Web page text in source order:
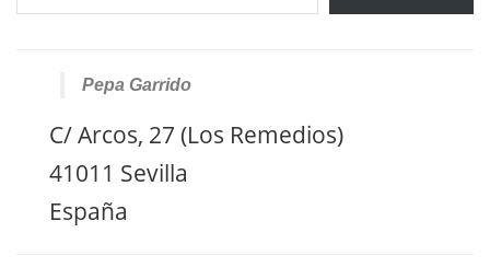
Pepa Garrido
C/ Arcos, 27 (Los Remedios)
41011 Sevilla
España